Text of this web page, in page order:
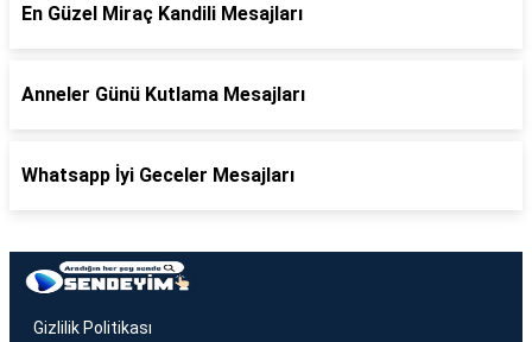
En Güzel Miraç Kandili Mesajları
Anneler Günü Kutlama Mesajları
Whatsapp İyi Geceler Mesajları
Gizlilik Politikası